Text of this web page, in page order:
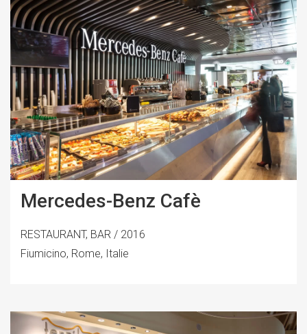
Mercedes-Benz Cafè
RESTAURANT, BAR / 2016
Fiumicino, Rome, Italie